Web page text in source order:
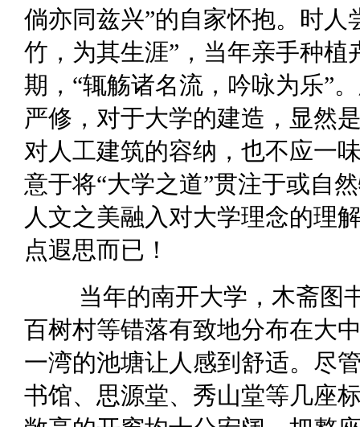
倘亦同兹兴”的自家怀抱。时
竹，为其生涯”，当年亲手种
期，“辄觞诸名流，吟咏为乐”
严修，对于大学的建造，显然
对人工建筑的容纳，也不应一
意于将“大学之道”贯注于或自
人文之美融入对大学理念的理
点遐思而已！
当年的南开大学，木斋图
百树村等错落有致地分布在大
一湾的池塘让人感到舒适。尽
书馆、思源堂、秀山堂等几座